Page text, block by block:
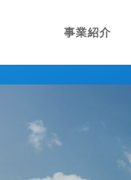
事業紹介